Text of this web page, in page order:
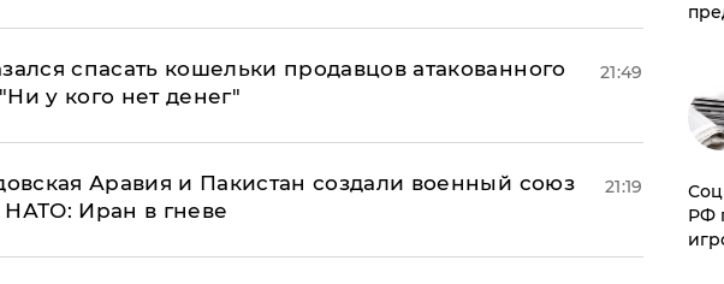
спасать кошельки продавцов атакованного
у кого нет денег"
21:49
Аравия и Пакистан создали военный союз
Иран в гневе
21:19
РФ